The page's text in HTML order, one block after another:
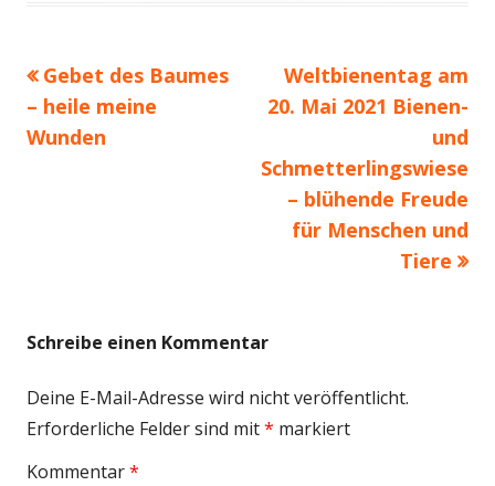
Beitragsnavigation
Vorheriger
Beitrag:
Gebet des Baumes
– heile meine
Wunden
Nächster
Beitrag
Weltbienentag am
20. Mai 2021 Bienen-
und
Schmetterlingswiese
– blühende Freude
für Menschen und
Tiere
Schreibe einen Kommentar
Deine E-Mail-Adresse wird nicht veröffentlicht.
Erforderliche Felder sind mit* markiert
Kommentar*